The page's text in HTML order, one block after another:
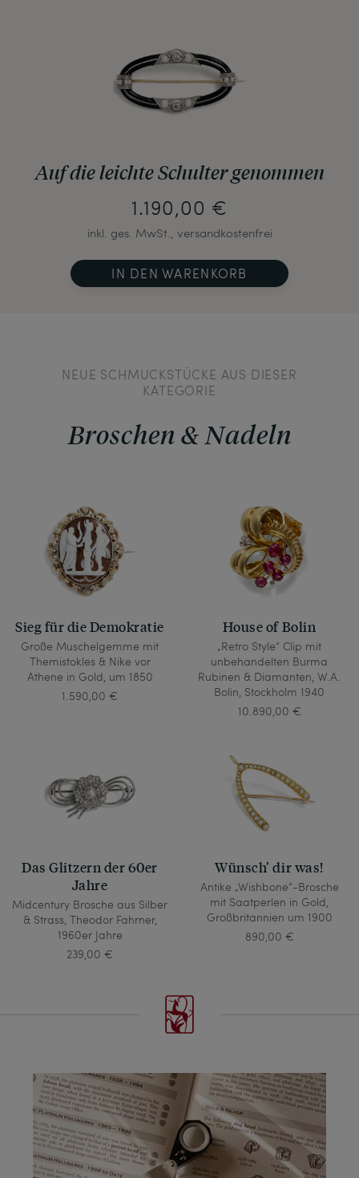
Auf die leichte Schulter genommen
1.190,00 €
inkl. ges. MwSt., versandkostenfrei
IN DEN WARENKORB
NEUE SCHMUCKSTÜCKE AUS DIESER
KATEGORIE
Broschen & Nadeln
Sieg für die Demokratie
Große Muschelgemme mit
Themistokles & Nike vor
Athene in Gold, um 1850
1.590,00 €
House of Bolin
„Retro Style“ Clip mit
unbehandelten Burma
Rubinen & Diamanten, W.A.
Bolin, Stockholm 1940
10.890,00 €
Das Glitzern der 60er
Jahre
Midcentury Brosche aus Silber
& Strass, Theodor Fahrner,
1960er Jahre
239,00 €
Wünsch’ dir was!
Antike „Wishbone“-Brosche
mit Saatperlen in Gold,
Großbritannien um 1900
890,00 €